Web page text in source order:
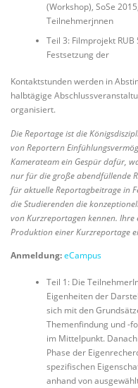
(Workshop), SoSe
Teilnehmerjnnen
Teil 3: Filmprojekt
Festsetzung der
Kontaktstunden werden in
halbtägige
organisiert.
Die Reportage ist die
von Reportern
Kamerateam ein Gespür dafür,
nur für die große abendfüllende
für aktuelle Reportagbeitrage in
die Studierenden die
von Kurzreportagen kennen. Ihre
Produktion einer Kurzreportage
Anmeldung:eCampus
Teil 1: Die
Eigenheiten der
sich mit den
Themenfindung und -
im Mittelpunkt.
Phase der
spezifischen
anhand von